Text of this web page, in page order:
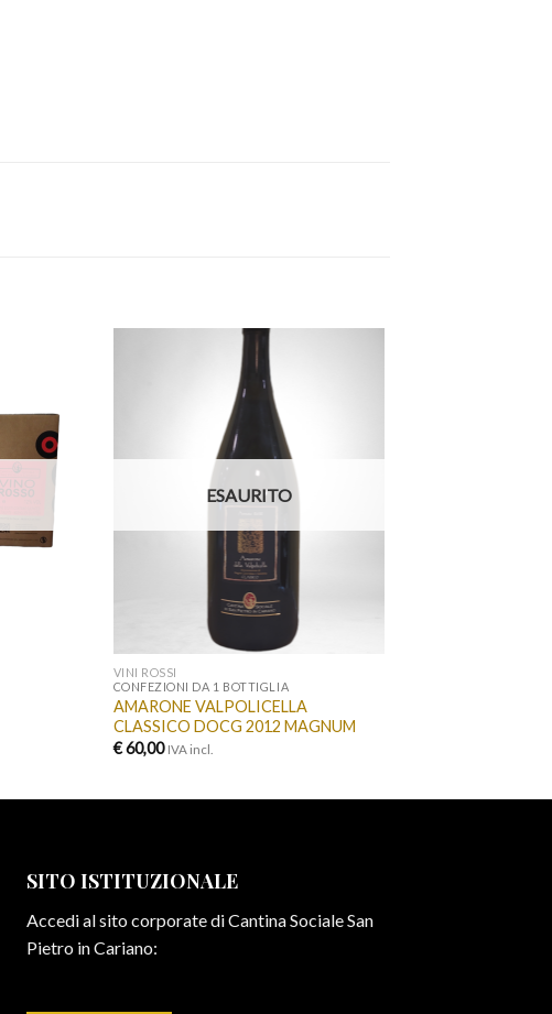
ESAURITO
VINI ROSSI
CONFEZIONI DA 1 BOTTIGLIA
AMARONE VALPOLICELLA
CLASSICO DOCG 2012 MAGNUM
€60,00 IVA incl.
SITO ISTITUZIONALE
Accedi al sito corporate di Cantina Sociale San
Pietro in Cariano: